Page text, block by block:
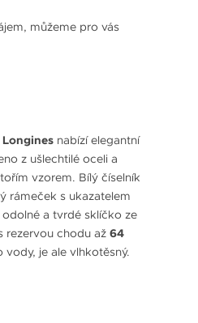
můžeme pro vás
Longines nabízí elegantní
z ušlechtilé oceli a
vzorem. Bílý číselník
rámeček s ukazatelem
a tvrdé sklíčko ze
rezervou chodu až 64
vody, je ale vlhkotěsný.